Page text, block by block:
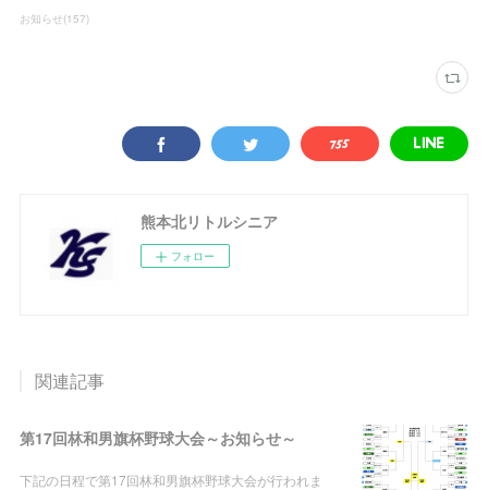
お知らせ(157)
熊本北リトルシニア
フォロー
関連記事
第17回林和男旗杯野球大会～お知らせ～
下記の日程で第17回林和男旗杯野球大会が行われま